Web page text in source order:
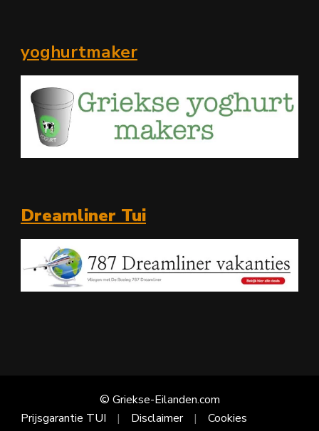
yoghurtmaker
Dreamliner Tui
© Griekse-Eilanden.com
Prijsgarantie TUI
Disclaimer
Cookies